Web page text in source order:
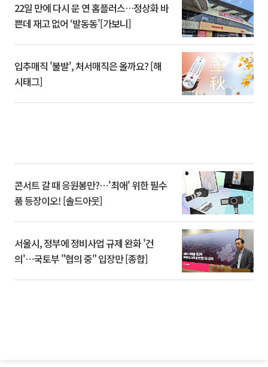
22일 만에 다시 문 연 홈플러스…정상화 바
쁜데 재고 없어 ‘발동동’[가보니]
입추매직 '불발', 처서매직은 올까요? [해
시태그]
콘서트 갈 때 응원봉만?⋯'최애' 위한 필수
품 등장이오! [솔드아웃]
서울시, 정부에 정비사업 규제 완화 '건
의'⋯국토부 "협의 중" 입장만 [종합]